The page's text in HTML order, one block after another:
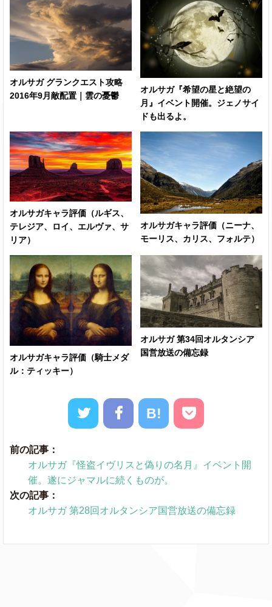
オルサガ グランクエスト攻略
2016年9月敵配置｜雲の憂鬱
オルサガ『希望の星と絶望の
月』イベント開催。ジェノサイ
ドも出るよ。
オルサガキャラ評価（ルギス、
テレジア、ロイ、エルヴァ、サ
リア）
オルサガキャラ評価（ニーナ、
モーリス、カリス、フォルテ）
オルサガキャラ評価（騎士メダ
ル：ティッキー）
オルサガ 第34回オルタンシア
国営放送の備忘録
B!
前の記事：
オルサガ『怪盗イヴリスと偽りの名月』イベント開
催。遂にジャマルに続くものが。
次の記事：
オルサガ 第28回オルタンシア国営放送の備忘録